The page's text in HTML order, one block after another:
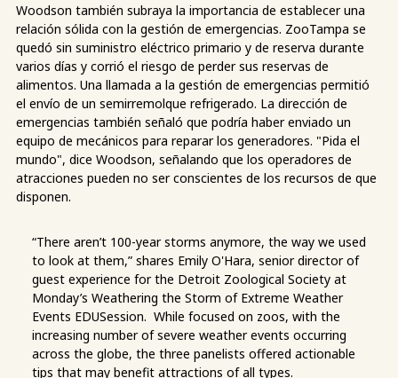
Woodson también subraya la importancia de establecer una
relación sólida con la gestión de emergencias. ZooTampa se
quedó sin suministro eléctrico primario y de reserva durante
varios días y corrió el riesgo de perder sus reservas de
alimentos. Una llamada a la gestión de emergencias permitió
el envío de un semirremolque refrigerado. La dirección de
emergencias también señaló que podría haber enviado un
equipo de mecánicos para reparar los generadores. "Pida el
mundo", dice Woodson, señalando que los operadores de
atracciones pueden no ser conscientes de los recursos de que
disponen.
“There aren’t 100-year storms anymore, the way we used
to look at them,” shares Emily O'Hara, senior director of
guest experience for the Detroit Zoological Society at
Monday’s Weathering the Storm of Extreme Weather
Events EDUSession. While focused on zoos, with the
increasing number of severe weather events occurring
across the globe, the three panelists offered actionable
tips that may benefit attractions of all types.